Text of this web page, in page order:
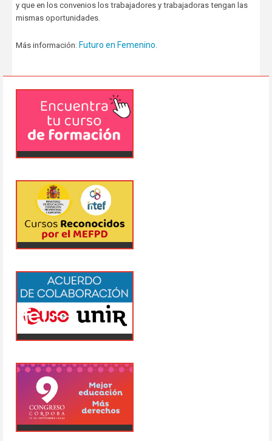
y que en los convenios los trabajadores y trabajadoras tengan las
mismas oportunidades.
Más información: Futuro en Femenino.